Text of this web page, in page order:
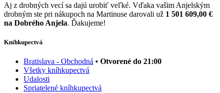
Aj z drobných vecí sa dajú urobiť veľké. Vďaka vašim Anjelským
drobným ste pri nákupoch na Martinuse darovali už 1 501 609,00 €
na Dobrého Anjela. Ďakujeme!
Kníhkupectvá
Bratislava - Obchodná • Otvorené do 21:00
Všetky kníhkupectvá
Udalosti
Spriatelené kníhkupectvá